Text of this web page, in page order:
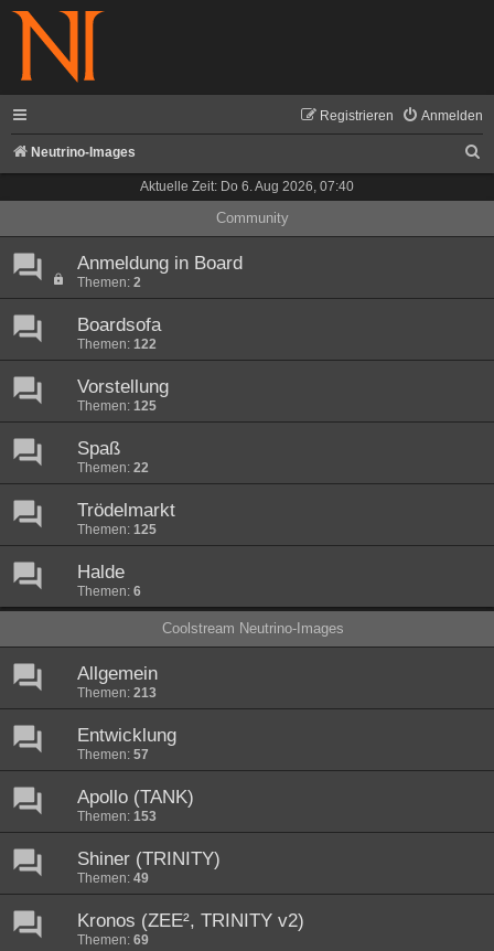
Anmelden
Registrieren
Neutrino-Images
h
Aktuelle Zeit: Do 6. Aug 2026, 07:40
Community
Anmeldung in Board
Themen: 2
Boardsofa
Themen: 122
Vorstellung
Themen: 125
Spaß
Themen: 22
Trödelmarkt
Themen: 125
Halde
Themen: 6
Coolstream Neutrino-Images
Allgemein
Themen: 213
Entwicklung
Themen: 57
Apollo (TANK)
Themen: 153
Shiner (TRINITY)
Themen: 49
Kronos (ZEE², TRINITY v2)
Themen: 69